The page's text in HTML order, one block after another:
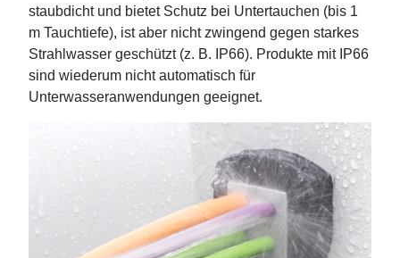
staubdicht und bietet Schutz bei Untertauchen (bis 1
m Tauchtiefe), ist aber nicht zwingend gegen starkes
Strahlwasser geschützt (z. B. IP66). Produkte mit IP66
sind wiederum nicht automatisch für
Unterwasseranwendungen geeignet.